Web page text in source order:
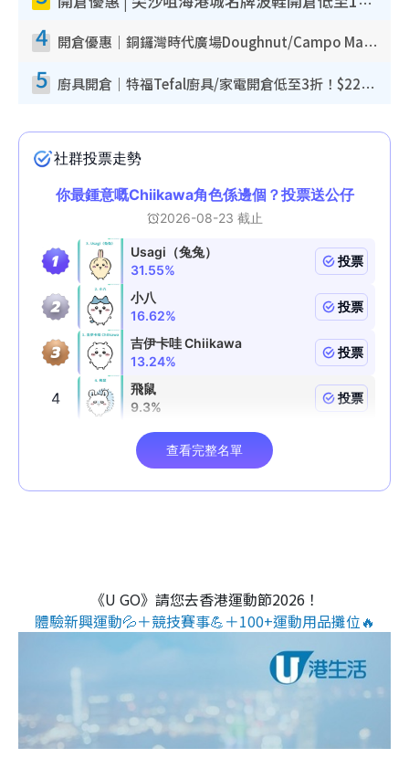
4 開倉優惠｜銅鑼灣時代廣場Doughnut/Campo Marzio開倉低至1折！背囊、書包、手袋劈價$200起
5 廚具開倉｜特福Tefal廚具/家電開倉低至3折！$220起買平底鍋/炒鑊/湯煲！電飯煲/吸塵機/燙斗$418起
《U GO》請您去香港運動節2026！
體驗新興運動💦＋競技賽事💪＋100+運動用品攤位🔥